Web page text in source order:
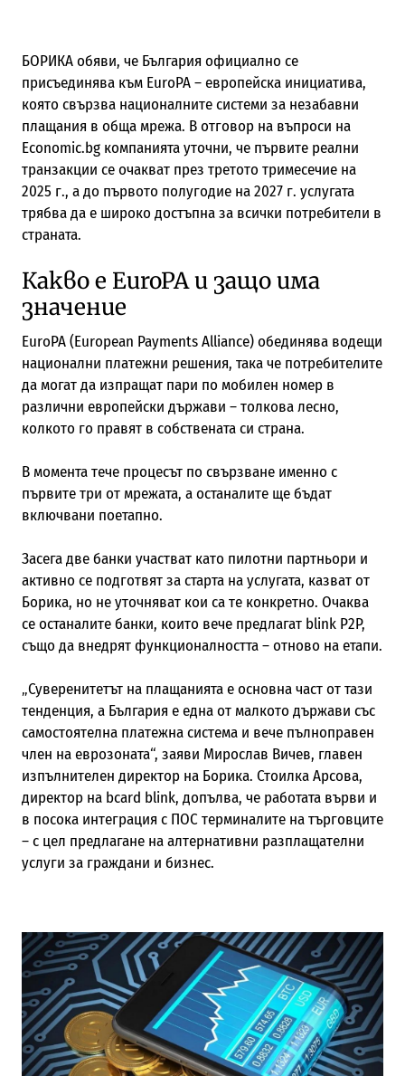
БОРИКА обяви, че България официално се
присъединява към EuroPA – европейска инициатива,
която свързва националните системи за незабавни
плащания в обща мрежа. В отговор на въпроси на
Economic.bg компанията уточни, че първите реални
транзакции се очакват през третото тримесечие на
2025 г., а до първото полугодие на 2027 г. услугата
трябва да е широко достъпна за всички потребители в
страната.
Какво е EuroPA и защо има
значение
EuroPA (European Payments Alliance) обединява водещи
национални платежни решения, така че потребителите
да могат да изпращат пари по мобилен номер в
различни европейски държави – толкова лесно,
колкото го правят в собствената си страна.
В момента тече процесът по свързване именно с
първите три от мрежата, а останалите ще бъдат
включвани поетапно.
Засега две банки участват като пилотни партньори и
активно се подготвят за старта на услугата, казват от
Борика, но не уточняват кои са те конкретно. Очаква
се останалите банки, които вече предлагат blink P2P,
също да внедрят функционалността – отново на етапи.
„Суверенитетът на плащанията е основна част от тази
тенденция, а България е една от малкото държави със
самостоятелна платежна система и вече пълноправен
член на еврозоната“, заяви Мирослав Вичев, главен
изпълнителен директор на Борика. Стоилка Арсова,
директор на bcard blink, допълва, че работата върви и
в посока интеграция с ПОС терминалите на търговците
– с цел предлагане на алтернативни разплащателни
услуги за граждани и бизнес.